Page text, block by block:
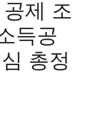
제 조
득공
총정